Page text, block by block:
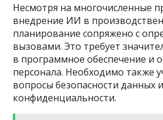
Несмотря на многочисленные
внедрение ИИ в
планирование сопряжено с
вызовами. Это требует
в программное обеспечение и
персонала. Необходимо также
вопросы безопасности данных и
конфиденциальности.